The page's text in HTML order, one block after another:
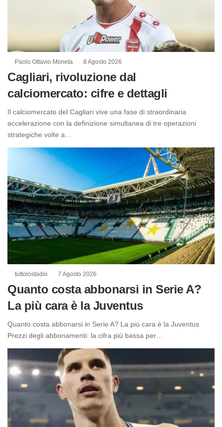
Paolo Ottavio Moneta 8 Agosto 2026
Cagliari, rivoluzione dal
calciomercato: cifre e dettagli
Il calciomercato del Cagliari vive una fase di straordinaria
accelerazione con la definizione simultanea di tre operazioni
strategiche volte a…
tuttolostadio 7 Agosto 2026
Quanto costa abbonarsi in Serie A?
La più cara è la Juventus
Quanto costa abbonarsi in Serie A? La più cara è la Juventus
Prezzi degli abbonamenti: la cifra più bassa per…